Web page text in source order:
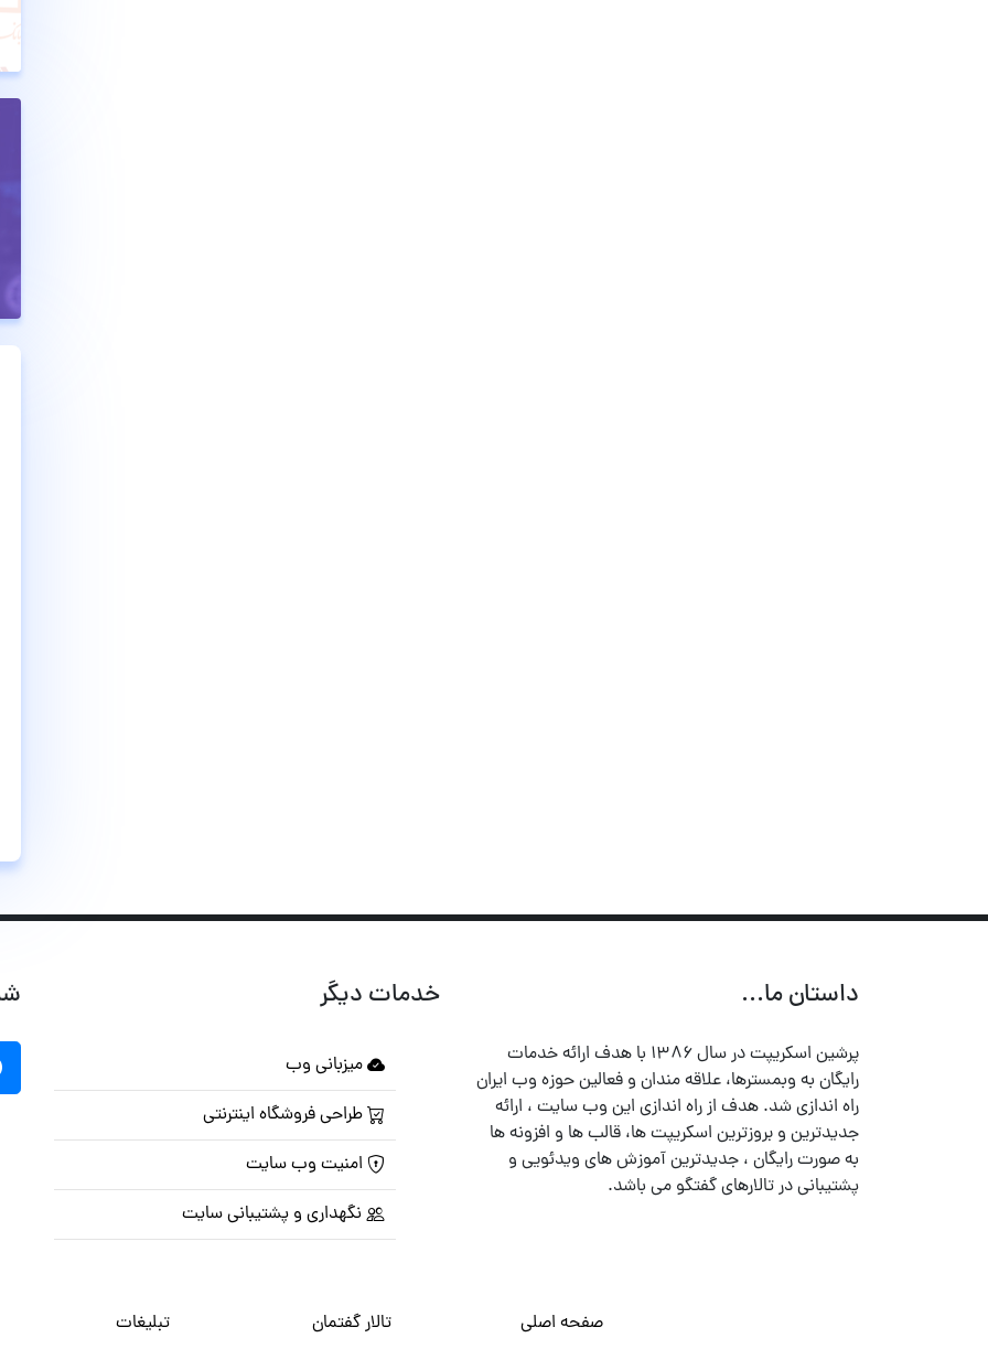
داستان ما...
پرشین اسکریپت در سال ۱۳۸۶ با هدف ارائه خدمات
رایگان به وبمسترها، علاقه مندان و فعالین حوزه وب ایران
راه اندازی شد. هدف از راه اندازی این وب سایت ، ارائه
جدیدترین و بروزترین اسکریپت ها، قالب ها و افزونه ها
به صورت رایگان ، جدیدترین آموزش های ویدئویی و
پشتیبانی در تالارهای گفتگو می باشد.
خدمات دیگر
میزبانی وب
طراحی فروشگاه اینترنتی
امنیت وب سایت
نگهداری و پشتیبانی سایت
صفحه اصلی تالار گفتمان تبلیغات